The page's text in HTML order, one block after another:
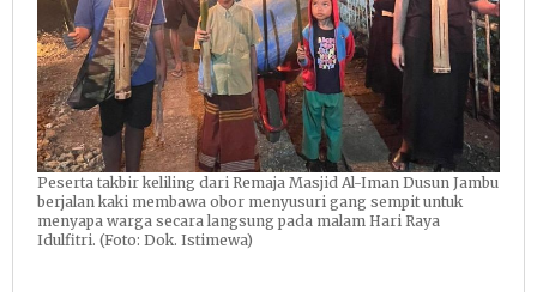
Peserta takbir keliling dari Remaja Masjid Al-Iman Dusun Jambu
berjalan kaki membawa obor menyusuri gang sempit untuk
menyapa warga secara langsung pada malam Hari Raya
Idulfitri. (Foto: Dok. Istimewa)